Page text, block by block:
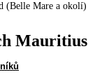
(Belle Mare a okolí)
Mauritius